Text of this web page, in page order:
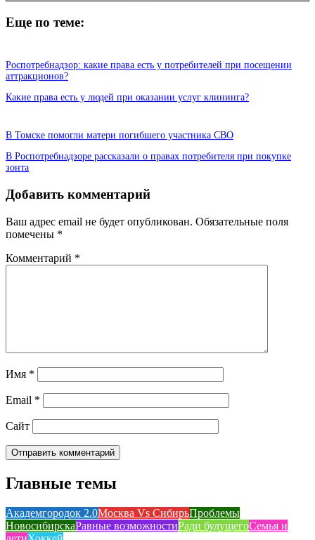
Еще по теме:
Роспотребнадзор: какие права есть у потребителей при посещении
аттракционов?
Какие права есть у людей при оказании услуг клининга?
В Томске помогли матери погибшего участника СВО
В Роспотребнадзоре рассказали о правах потребителя при покупке
зонта
Добавить комментарий
Ваш адрес email не будет опубликован. Обязательные поля
помечены *
Комментарий *
Имя *
Email *
Сайт
Главные темы
Академгородок 2.0Москва Vs СибирьПроблемы
НовосибирскаРавные возможностиРади будущегоСемья и